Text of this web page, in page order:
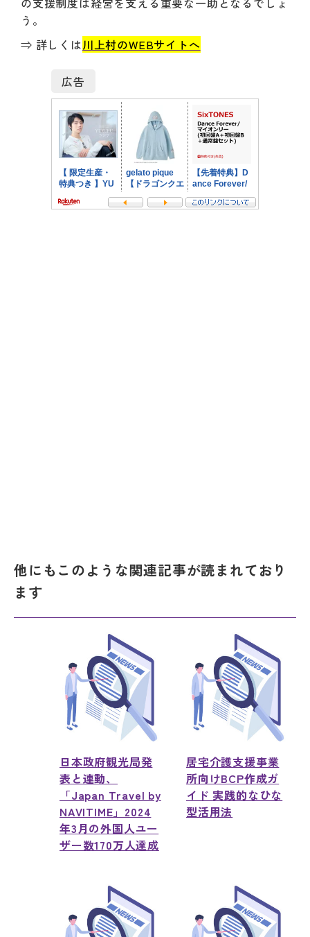
う。
⇒ 詳しくは川上村のWEBサイトへ
広告
他にもこのような関連記事が読まれており
ます
日本政府観光局発
表と連動、
「Japan Travel by
NAVITIME」2024
年3月の外国人ユー
ザー数170万人達成
居宅介護支援事業
所向けBCP作成ガ
イド 実践的なひな
型活用法